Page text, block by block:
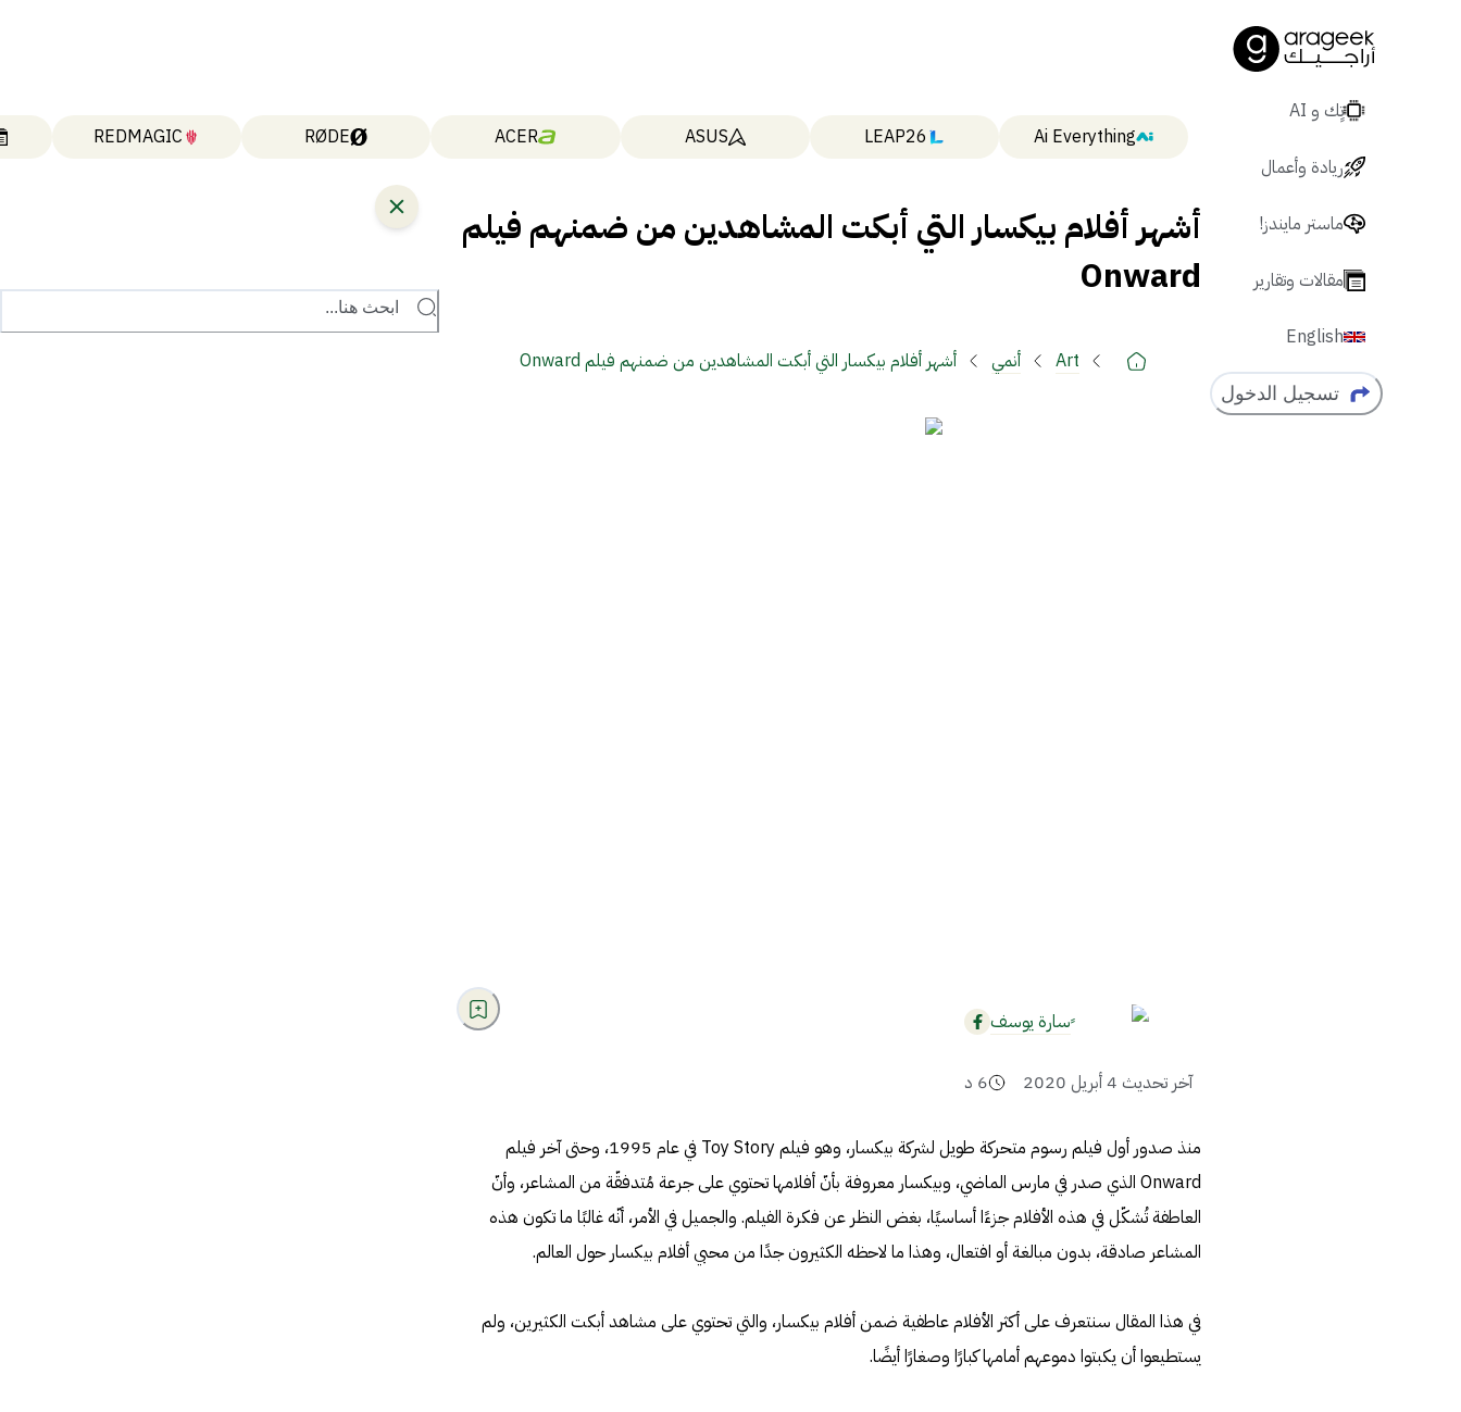
تٍك و AI
ريادة وأعمال
ماستر مايندز!
مقالات وتقارير
English
تسجيل الدخول
Ai Everything
LEAP26
ASUS
ACER
RØDE
REDMAGIC
أشهر أفلام بيكسار التي أبكت المشاهدين من ضمنهم فيلم
Onward
Art أنمي أشهر أفلام بيكسار التي أبكت المشاهدين من ضمنهم فيلم Onward
ٍسارة يوسف
آخر تحديث 4 أبريل 2020 6 د
منذ صدور أول فيلم رسوم متحركة طويل لشركة بيكسار، وهو فيلم Toy Story في عام 1995، وحتى آخر فيلم
Onward الذي صدر في مارس الماضي، وبيكسار معروفة بأنّ أفلامها تحتوي على جرعة مُتدفقّة من المشاعر، وأنّ
العاطفة تُشكّل في هذه الأفلام جزءًا أساسيًا، بغض النظر عن فكرة الفيلم. والجميل في الأمر، أنّه غالبًا ما تكون هذه
المشاعر صادقة، بدون مبالغة أو افتعال، وهذا ما لاحظه الكثيرون جدًا من محبي أفلام بيكسار حول العالم.
في هذا المقال سنتعرف على أكثر الأفلام عاطفية ضمن أفلام بيكسار، والتي تحتوي على مشاهد أبكت الكثيرين، ولم
يستطيعوا أن يكبتوا دموعهم أمامها كبارًا وصغارًا أيضًا.
ابحث هنا...